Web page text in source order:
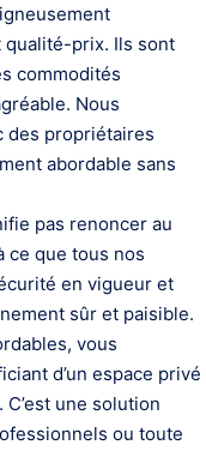
prix. Ils sont
commodités
Nous
des propriétaires
abordable sans
pas renoncer au
ce que tous nos
en vigueur et
sûr et paisible.
vous
d’un espace privé
une solution
ou toute